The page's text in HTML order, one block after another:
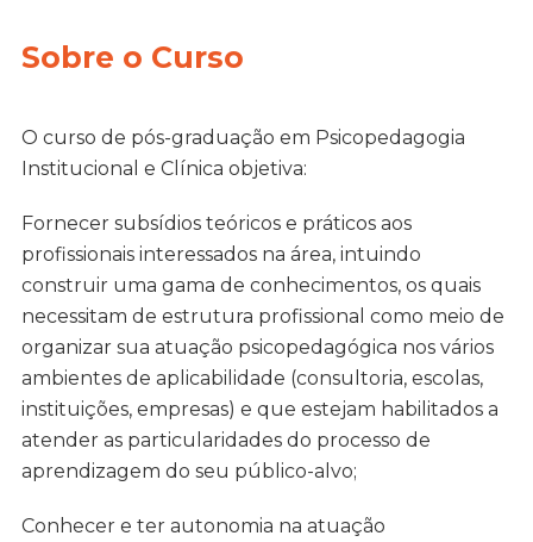
Sobre o Curso
O curso de pós-graduação em Psicopedagogia
Institucional e Clínica objetiva:
Fornecer subsídios teóricos e práticos aos
profissionais interessados na área, intuindo
construir uma gama de conhecimentos, os quais
necessitam de estrutura profissional como meio de
organizar sua atuação psicopedagógica nos vários
ambientes de aplicabilidade (consultoria, escolas,
instituições, empresas) e que estejam habilitados a
atender as particularidades do processo de
aprendizagem do seu público-alvo;
Conhecer e ter autonomia na atuação